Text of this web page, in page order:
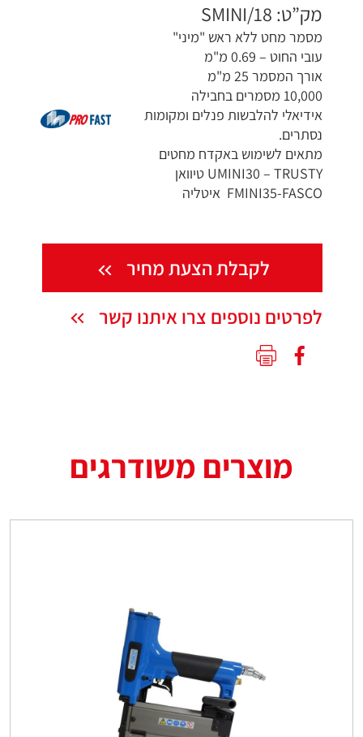
מק”ט: SMINI/18
מסמר מחט ללא ראש "מיני"
עובי החוט – 0.69 מ"מ
אורך המסמר 25 מ"מ
10,000 מסמרים בחבילה
אידיאלי להלבשות פנלים ומקומות
נסתרים.
מתאים לשימוש באקדח מחטים
UMINI30 – TRUSTY טיוואן
FMINI35-FASCO איטליה
לקבלת הצעת מחיר
לפרטים נוספים צרו איתנו קשר
מוצרים משודרגים